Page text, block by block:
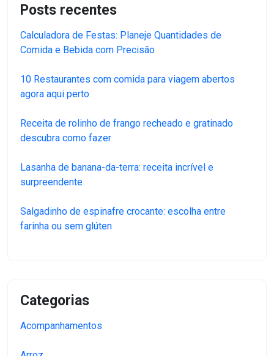
Posts recentes
Calculadora de Festas: Planeje Quantidades de
Comida e Bebida com Precisão
10 Restaurantes com comida para viagem abertos
agora aqui perto
Receita de rolinho de frango recheado e gratinado
descubra como fazer
Lasanha de banana-da-terra: receita incrível e
surpreendente
Salgadinho de espinafre crocante: escolha entre
farinha ou sem glúten
Categorias
Acompanhamentos